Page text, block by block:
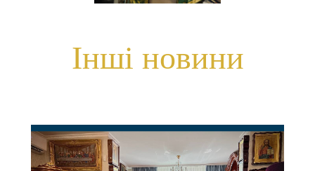
Інші новини